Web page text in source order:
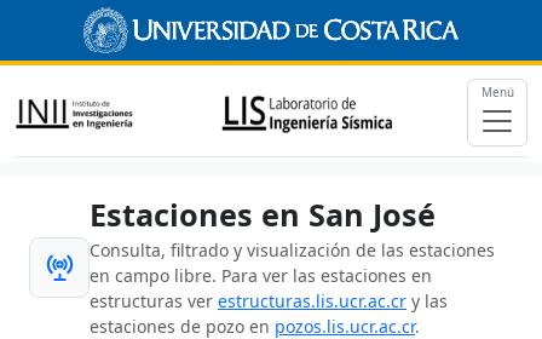
Menú
Estaciones en San José
Consulta, filtrado y visualización de las estaciones
en campo libre. Para ver las estaciones en
estructuras ver estructuras.lis.ucr.ac.cr y las
estaciones de pozo en pozos.lis.ucr.ac.cr.